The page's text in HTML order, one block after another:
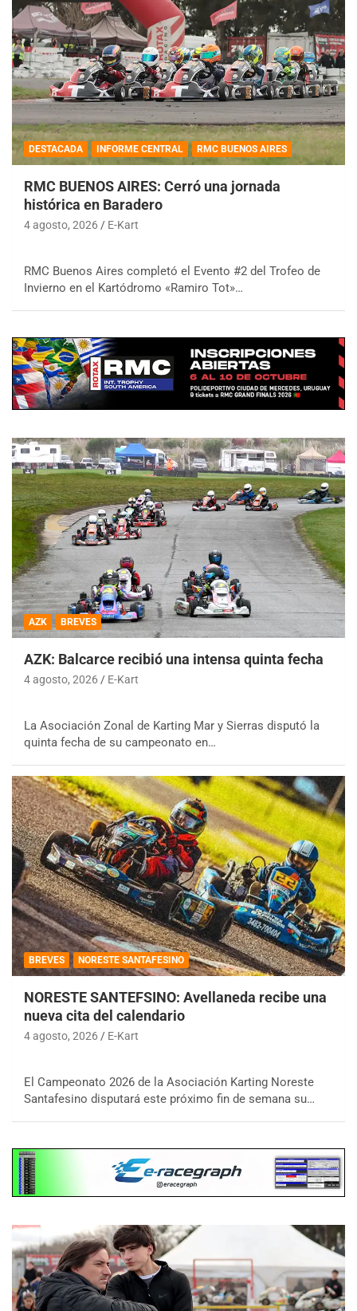
DESTACADA INFORME CENTRAL RMC BUENOS AIRES
RMC BUENOS AIRES: Cerró una jornada
histórica en Baradero
4 agosto, 2026 E-Kart
RMC Buenos Aires completó el Evento #2 del Trofeo de
Invierno en el Kartódromo «Ramiro Tot»…
AZK BREVES
AZK: Balcarce recibió una intensa quinta fecha
4 agosto, 2026 E-Kart
La Asociación Zonal de Karting Mar y Sierras disputó la
quinta fecha de su campeonato en…
BREVES NORESTE SANTAFESINO
NORESTE SANTEFSINO: Avellaneda recibe una
nueva cita del calendario
4 agosto, 2026 E-Kart
El Campeonato 2026 de la Asociación Karting Noreste
Santafesino disputará este próximo fin de semana su…